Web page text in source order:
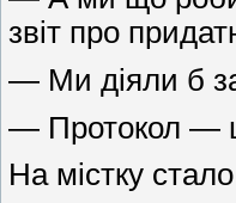
звіт про
— Ми діяли б
— Протокол —
На містку